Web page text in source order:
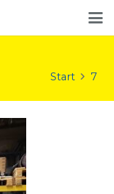
Start 7